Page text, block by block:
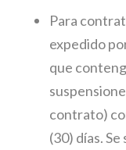
Para
expedido
que
contrato)
(30) días.